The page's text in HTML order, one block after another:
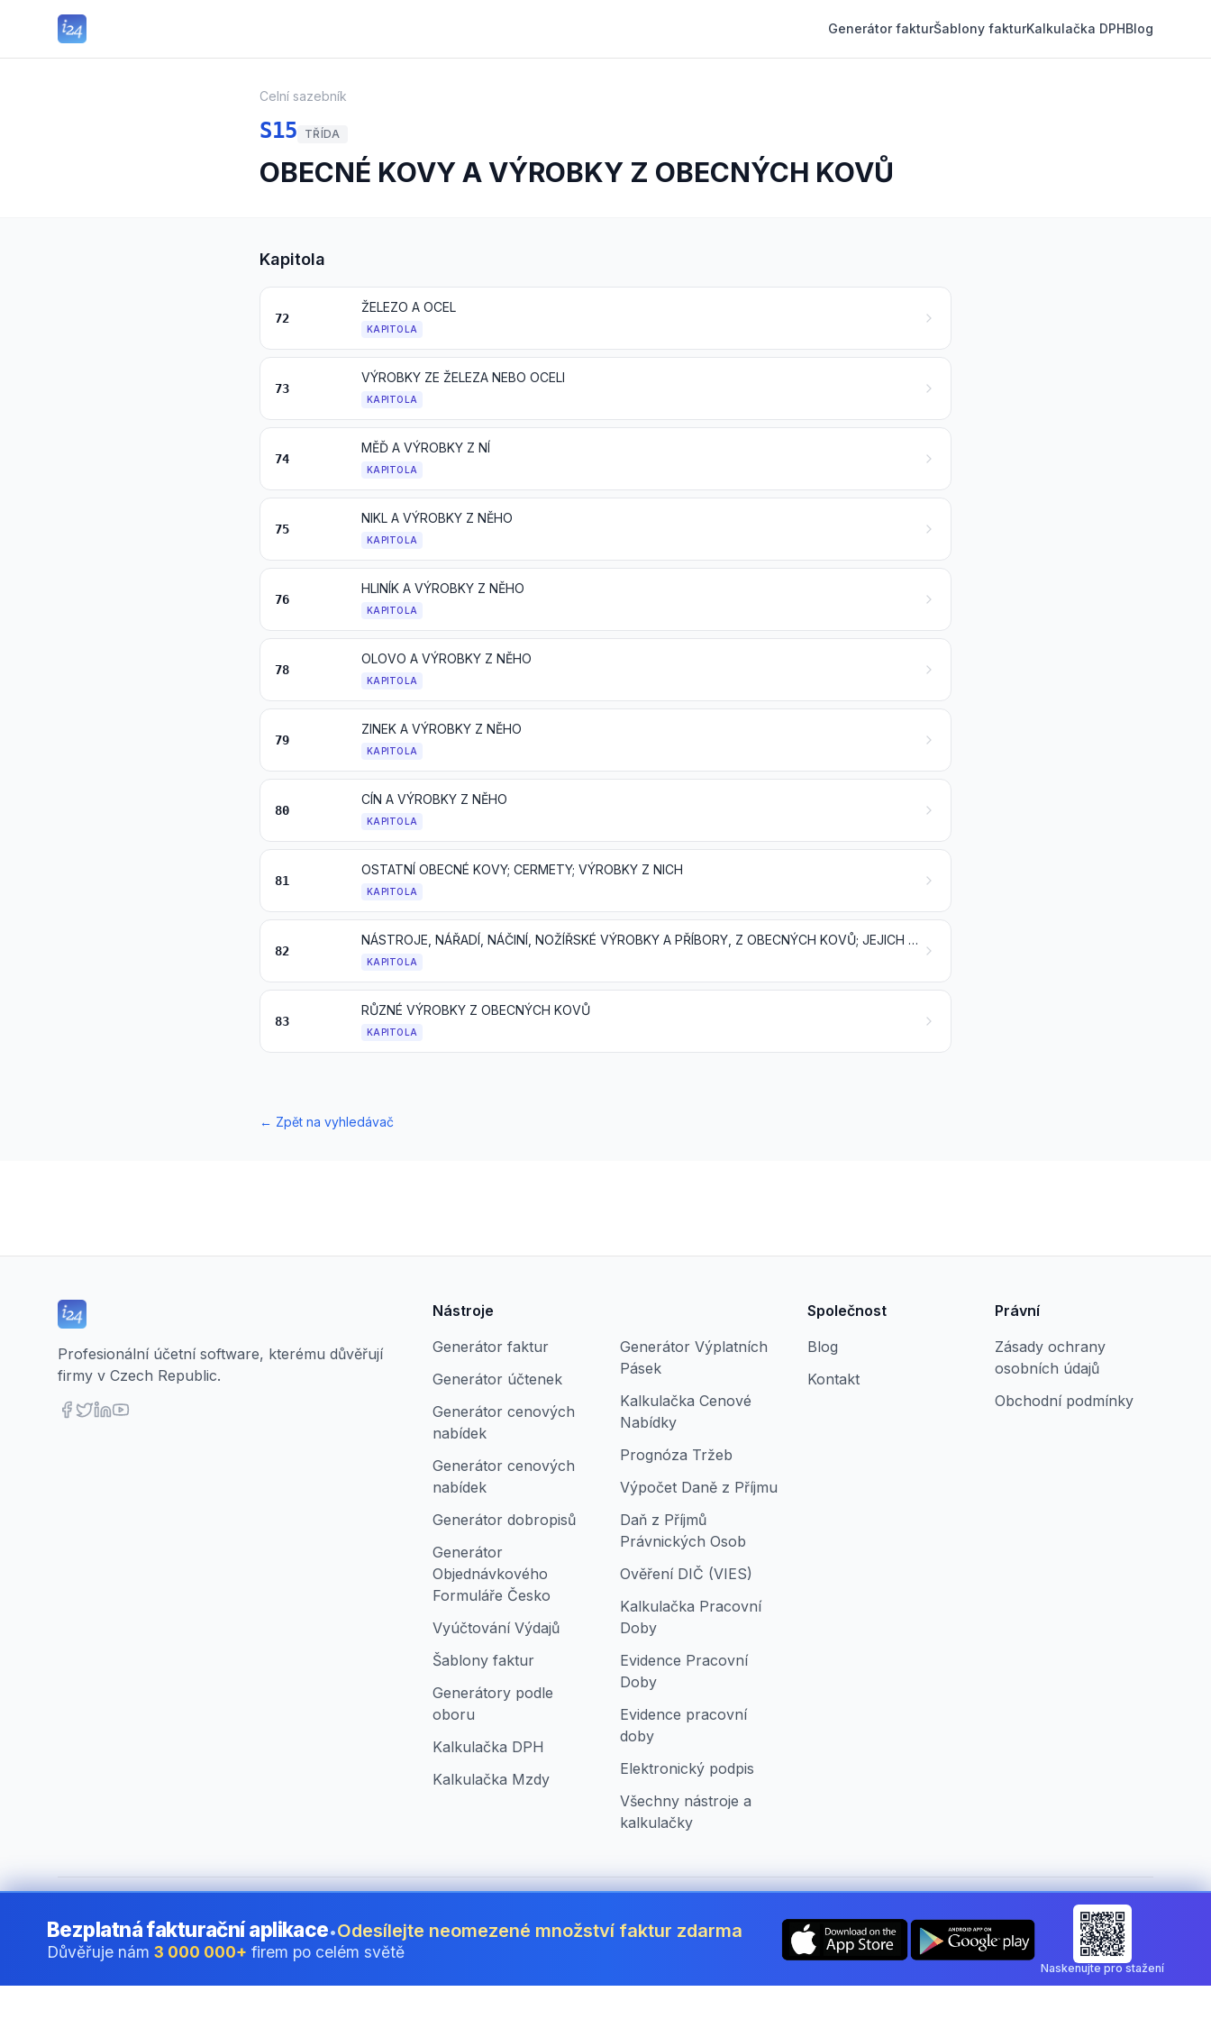
Generátor fakturŠablony fakturKalkulačka DPHBlog
Celní sazebník
S15 TŘÍDA
OBECNÉ KOVY A VÝROBKY Z OBECNÝCH KOVŮ
Kapitola
72
ŽELEZO A OCEL
KAPITOLA
73
VÝROBKY ZE ŽELEZA NEBO OCELI
KAPITOLA
74
MĚĎ A VÝROBKY Z NÍ
KAPITOLA
75
NIKL A VÝROBKY Z NĚHO
KAPITOLA
76
HLINÍK A VÝROBKY Z NĚHO
KAPITOLA
78
OLOVO A VÝROBKY Z NĚHO
KAPITOLA
79
ZINEK A VÝROBKY Z NĚHO
KAPITOLA
80
CÍN A VÝROBKY Z NĚHO
KAPITOLA
81
OSTATNÍ OBECNÉ KOVY; CERMETY; VÝROBKY Z NICH
KAPITOLA
82
NÁSTROJE, NÁŘADÍ, NÁČINÍ, NOŽÍŘSKÉ VÝROBKY A PŘÍBORY, Z OBECNÝCH KOVŮ; JEJICH ČÁSTI A SOUČÁSTI Z OBECNÝCH KOVŮ
KAPITOLA
83
RŮZNÉ VÝROBKY Z OBECNÝCH KOVŮ
KAPITOLA
← Zpět na vyhledávač
Profesionální účetní software, kterému důvěřují
firmy v Czech Republic.
Nástroje
Generátor faktur
Generátor účtenek
Generátor cenových
nabídek
Generátor cenových
nabídek
Generátor dobropisů
Generátor
Objednávkového
Formuláře Česko
Vyúčtování Výdajů
Šablony faktur
Generátory podle
oboru
Kalkulačka DPH
Kalkulačka Mzdy
Generátor Výplatních
Pásek
Kalkulačka Cenové
Nabídky
Prognóza Tržeb
Výpočet Daně z Příjmu
Daň z Příjmů
Právnických Osob
Ověření DIČ (VIES)
Kalkulačka Pracovní
Doby
Evidence Pracovní
Doby
Evidence pracovní
doby
Elektronický podpis
Všechny nástroje a
kalkulačky
Společnost
Blog
Kontakt
Právní
Zásady ochrany
osobních údajů
Obchodní podmínky
©2026i24 Limited. All rights reserved.•Pro firmy v Czech Republic Změnit zemi: Czech Republic
Bezplatná fakturační aplikace•Odesílejte neomezené množství faktur zdarma
Důvěřuje nám 3 000 000+ firem po celém světě
Naskenujte pro stažení